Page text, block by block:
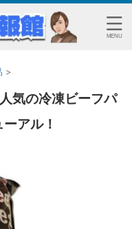
>
気の冷凍ビーフパ
アル！